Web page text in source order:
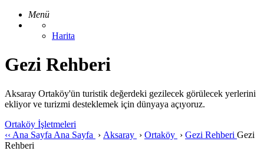
Menü
Harita
Gezi Rehberi
Aksaray Ortaköy'ün turistik değerdeki gezilecek görülecek yerlerini
ekliyor ve turizmi desteklemek için dünyaya açıyoruz.
Ortaköy İşletmeleri
‹‹ Ana Sayfa Ana Sayfa › Aksaray › Ortaköy › Gezi Rehberi Gezi
Rehberi